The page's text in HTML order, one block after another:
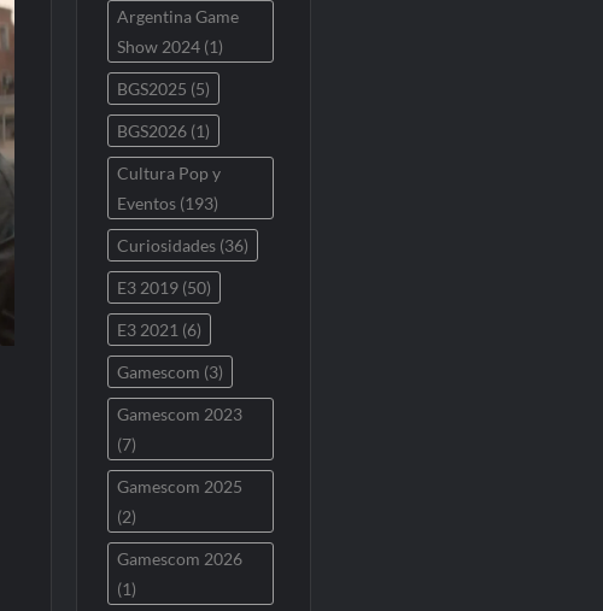
Argentina Game
Show 2024 (1)
BGS2025 (5)
BGS2026 (1)
Cultura Pop y
Eventos (193)
Curiosidades (36)
E3 2019 (50)
E3 2021 (6)
Gamescom (3)
Gamescom 2023
(7)
Gamescom 2025
(2)
Gamescom 2026
(1)